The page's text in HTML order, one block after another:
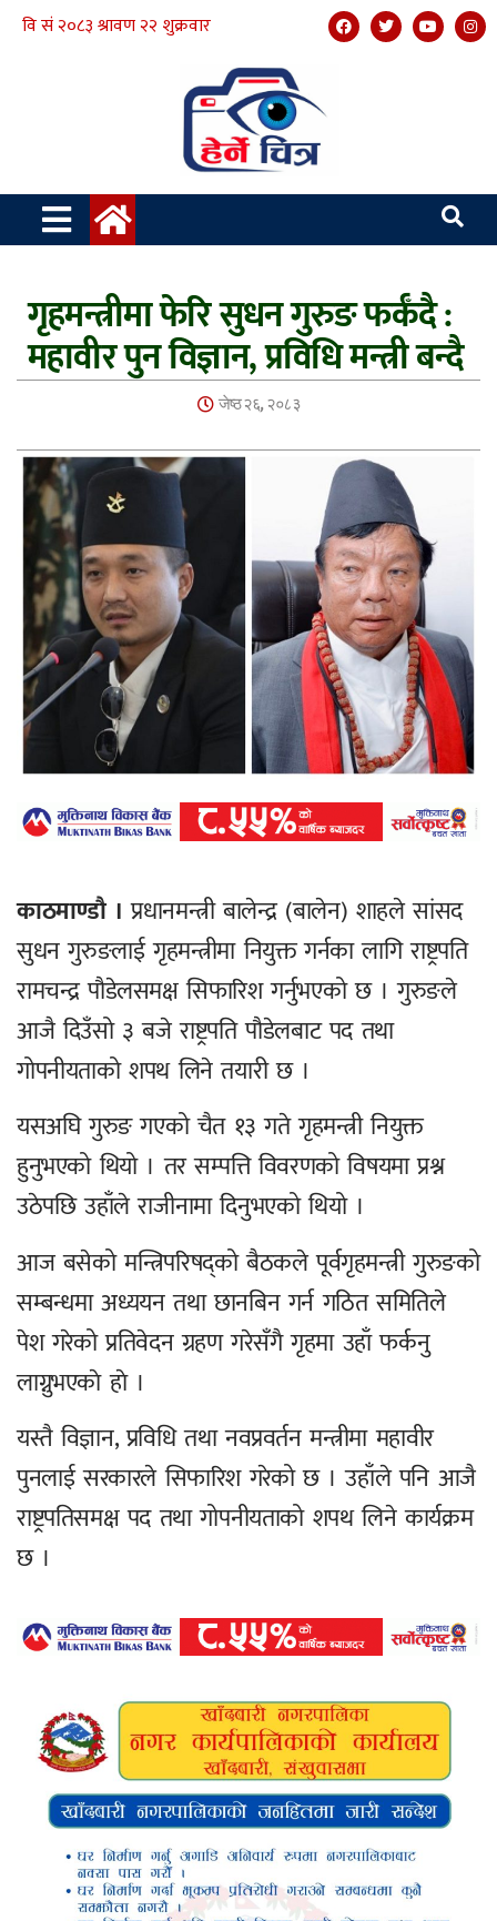
गृहमन्त्रीमा फेरि सुधन गुरुङ फर्कँदै :
महावीर पुन विज्ञान, प्रविधि मन्त्री बन्दै
जेष्ठ २६, २०८३
काठमाण्डाै । प्रधानमन्त्री बालेन्द्र (बालेन) शाहले सांसद
सुधन गुरुङलाई गृहमन्त्रीमा नियुक्त गर्नका लागि राष्ट्रपति
रामचन्द्र पौडेलसमक्ष सिफारिश गर्नुभएको छ । गुरुङले
आजै दिउँसो ३ बजे राष्ट्रपति पौडेलबाट पद तथा
गोपनीयताको शपथ लिने तयारी छ ।
यसअघि गुरुङ गएको चैत १३ गते गृहमन्त्री नियुक्त
हुनुभएको थियो । तर सम्पत्ति विवरणको विषयमा प्रश्न
उठेपछि उहाँले राजीनामा दिनुभएको थियो ।
आज बसेको मन्त्रिपरिषद्को बैठकले पूर्वगृहमन्त्री गुरुङको
सम्बन्धमा अध्ययन तथा छानबिन गर्न गठित समितिले
पेश गरेको प्रतिवेदन ग्रहण गरेसँगै गृहमा उहाँ फर्कनु
लाग्नुभएकाे हाे ।
यस्तै विज्ञान, प्रविधि तथा नवप्रवर्तन मन्त्रीमा महावीर
पुनलाई सरकारले सिफारिश गरेको छ । उहाँले पनि आजै
राष्ट्रपतिसमक्ष पद तथा गोपनीयताको शपथ लिने कार्यक्रम
छ ।